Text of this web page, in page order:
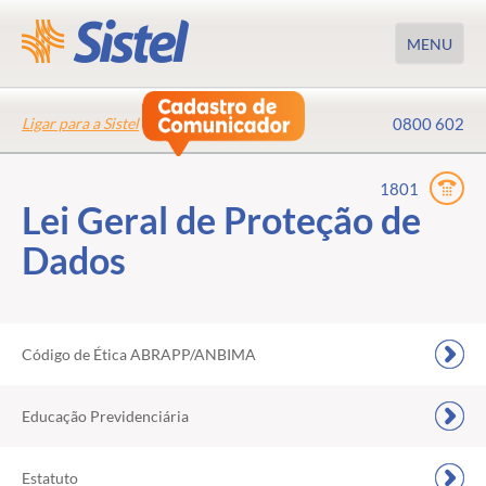
MENU
Esqueci minha senha.
Ligar para a Sistel 0800 602
1801
Lei Geral de Proteção de
Dados
Código de Ética ABRAPP/ANBIMA
Educação Previdenciária
Estatuto